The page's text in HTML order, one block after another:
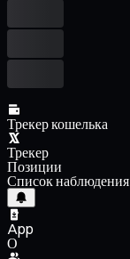
Трекер кошелька
Трекер
Позиции
Список наблюдения
App
О